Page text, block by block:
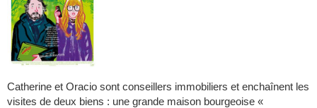
Catherine et Oracio sont conseillers immobiliers et enchaînent les
visites de deux biens : une grande maison bourgeoise «